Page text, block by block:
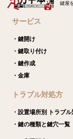
鍵屋
サービス
・鍵開け
・鍵取り付け
・鍵作成
・金庫
トラブル対処方
・設置場所別 トラブ
・鍵の種類と鍵穴一覧